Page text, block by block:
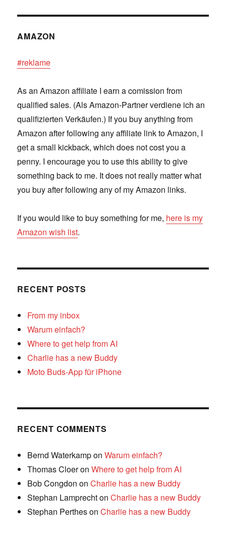
AMAZON
#reklame
As an Amazon affiliate I earn a comission from
qualified sales. (Als Amazon-Partner verdiene ich an
qualifizierten Verkäufen.) If you buy anything from
Amazon after following any affiliate link to Amazon, I
get a small kickback, which does not cost you a
penny. I encourage you to use this ability to give
something back to me. It does not really matter what
you buy after following any of my Amazon links.
If you would like to buy something for me, here is my
Amazon wish list.
RECENT POSTS
From my inbox
Warum einfach?
Where to get help from AI
Charlie has a new Buddy
Moto Buds-App für iPhone
RECENT COMMENTS
Bernd WaterkamponWarum einfach?
Thomas CloeronWhere to get help from AI
Bob Congdon onCharlie has a new Buddy
Stephan LamprechtonCharlie has a new Buddy
Stephan PerthesonCharlie has a new Buddy